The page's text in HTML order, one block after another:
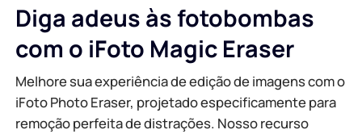
Diga adeus às fotobombas
com o iFoto Magic Eraser
Melhore sua experiência de edição de imagens com o
iFoto Photo Eraser, projetado especificamente para
remoção perfeita de distrações. Nosso recurso